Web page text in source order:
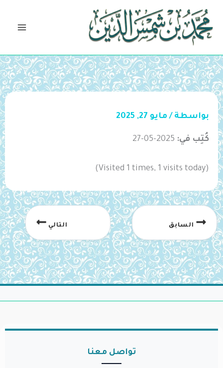
تخطي
المحتوى
بواسطة / مايو 27, 2025
كُتِب في: 2025-05-27
(Visited 1 times, 1 visits today)
السابق التالي
تواصل معنا